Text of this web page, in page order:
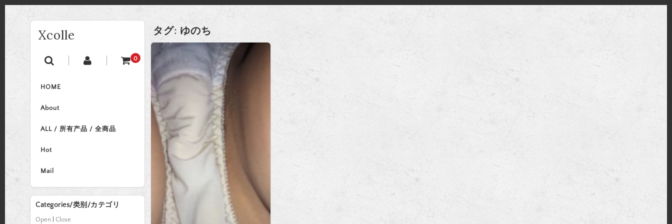
Xcolle
0
HOME
About
ALL / 所有产品 / 全商品
Hot
Mail
タグ: ゆのち
Categories/类别/カテゴリ
Open Close